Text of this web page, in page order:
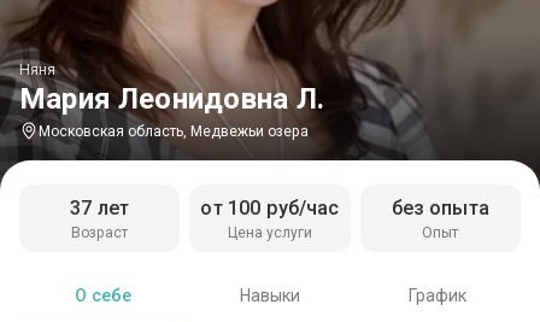
Мария Леонидовна Л.
Няня
Московская область, Медвежьи озера
Возраст
37 лет
Цена услуги
от 100 руб/час
Опыт
без опыта
О себе Навыки График